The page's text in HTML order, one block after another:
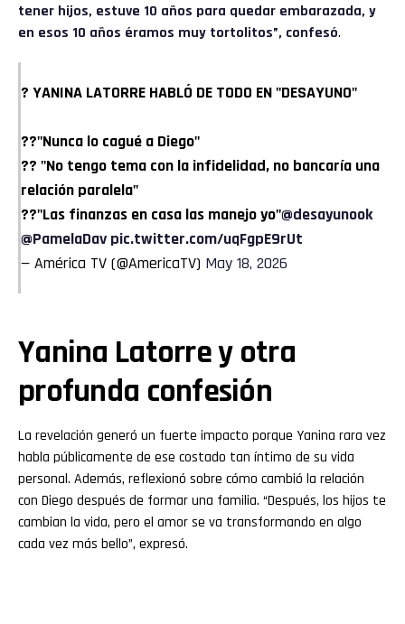
tener hijos, estuve 10 años para quedar embarazada, y
en esos 10 años éramos muy tortolitos”, confesó.
? YANINA LATORRE HABLÓ DE TODO EN "DESAYUNO"
??"Nunca lo cagué a Diego"
?? "No tengo tema con la infidelidad, no bancaría una
relación paralela"
??"Las finanzas en casa las manejo yo"@desayunook
@PamelaDav pic.twitter.com/uqFgpE9rUt
— América TV (@AmericaTV) May 18, 2026
Yanina Latorre y otra
profunda confesión
La revelación generó un fuerte impacto porque Yanina rara vez
habla públicamente de ese costado tan íntimo de su vida
personal. Además, reflexionó sobre cómo cambió la relación
con Diego después de formar una familia. “Después, los hijos te
cambian la vida, pero el amor se va transformando en algo
cada vez más bello”, expresó.